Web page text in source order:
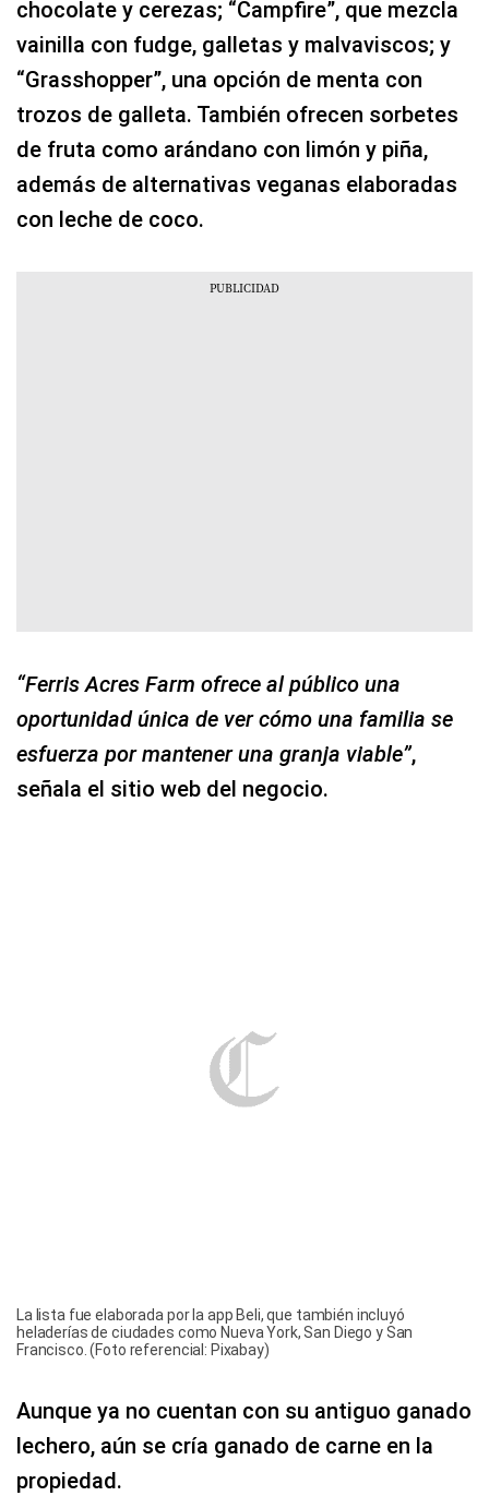
chocolate y cerezas; “Campfire”, que mezcla
vainilla con fudge, galletas y malvaviscos; y
“Grasshopper”, una opción de menta con
trozos de galleta. También ofrecen sorbetes
de fruta como arándano con limón y piña,
además de alternativas veganas elaboradas
con leche de coco.
“Ferris Acres Farm ofrece al público una
oportunidad única de ver cómo una familia se
esfuerza por mantener una granja viable”,
señala el sitio web del negocio.
propiedad.